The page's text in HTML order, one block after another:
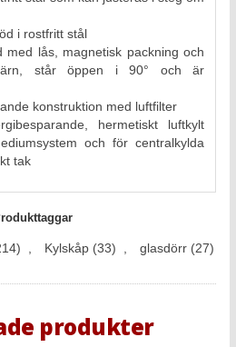
i rostfritt stål
med lås, magnetisk packning och
står öppen i 90° och är
konstruktion med luftfilter
hermetiskt luftkylt
och för centralkylda
tak
Kylskåp (33) glasdörr (27)
produkter